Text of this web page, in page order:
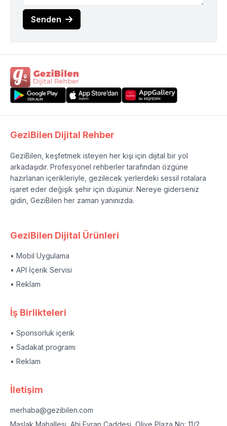
Senden
GeziBilen Dijital Rehber
GeziBilen, keşfetmek isteyen her kişi için dijital bir yol
arkadaşıdır. Profesyonel rehberler tarafından özgüne
hazırlanan içerikleriyle, gezilecek yerlerdeki sessil rotalara
işaret eder değişik şehir için düşünür. Nereye giderseniz
gidin, GeziBilen her zaman yanınızda.
GeziBilen Dijital Ürünleri
• Mobil Uygulama
• API İçerik Servisi
• Reklam
İş Birlikteleri
• Sponsorluk içerik
• Sadakat programı
• Reklam
İletişim
merhaba@gezibilen.com